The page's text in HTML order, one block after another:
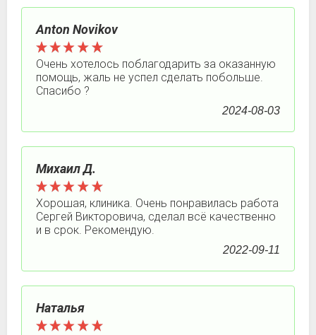
Anton Novikov
Очень хотелось поблагодарить за оказанную
помощь, жаль не успел сделать побольше.
Спасибо ?
2024-08-03
Михаил Д.
Хорошая, клиника. Очень понравилась работа
Сергей Викторовича, сделал всё качественно
и в срок. Рекомендую.
2022-09-11
Наталья